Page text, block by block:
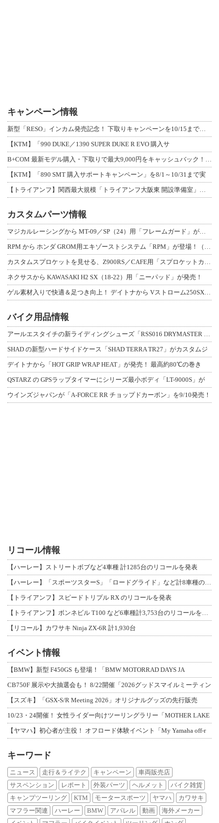
キャンペーン情報
【KTM】「990 DUKE／1390 SUPER DUKE R EVO 購入サ
【KTM】「890 SMT 購入サポートキャンペーン」を8/1～10/31まで実
カスタムパーツ情報
ネクサスから KAWASAKI H2 SX（18-22）用「ニーパッド」が発売！
バイク用品情報
SHAD の新型ハードサイドケース「SHAD TERRA TR27」がカスタムジ
デイトナから「HOT GRIP WRAP HEAT」が発売！ 最高約80℃の巻き
QSTARZ の GPSラップタイマーにシリーズ最小ボディ「LT-9000S」が
ウインズジャパンが「A-FORCE RR チョップドカーボン」を9/10発売！
リコール情報
【ハーレー】ストリートボブなど4車種 計1285台のリコールを発表
【トライアンフ】スピードトリプル RX のリコールを発表
【リコール】カワサキ Ninja ZX-6R 計1,930台
イベント情報
【BMW】新型 F450GS も登場！「BMW MOTORRAD DAYS JA
CB750F 展示や大抽選会も！ 8/22開催「2026グッドスマイルミーティン
【スズキ】「GSX-S/R Meeting 2026」オリジナルグッズの先行販売
10/23・24開催！ 女性ライダー向けツーリングラリー「MOTHER LAKE
【ヤマハ】初心者が主役！ オフロード体験イベント「My Yamaha off-r
キーワード
ニュース 走行＆ライテク キャンペーン
車両販売店
サスペンション
レポート 外装パーツ ヘルメット
バイク雑貨
キャンプツーリング
KTM モータースポーツ ヤマハ
カワサキ
マフラー関連
ハーレー BMW アパレル 動画
海外メーカー